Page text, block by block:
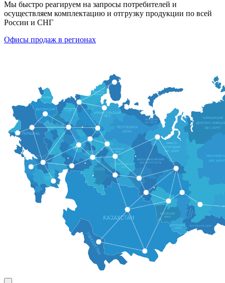
Мы быстро реагируем на запросы потребителей и
осуществляем комплектацию и отгрузку продукции по всей
России и СНГ
Офисы продаж в регионах